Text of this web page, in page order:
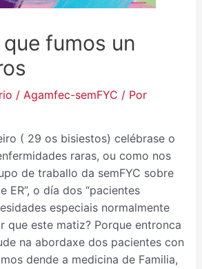
fumos un
/ Agamfec-semFYC / Por
( 29 os bisiestos) celébrase o
raras, ou como nos
de traballo da semFYC sobre
ER”, o día dos “pacientes
especiais normalmente
que este matiz? Porque entronca
na abordaxe dos pacientes con
dende a medicina de Familia,